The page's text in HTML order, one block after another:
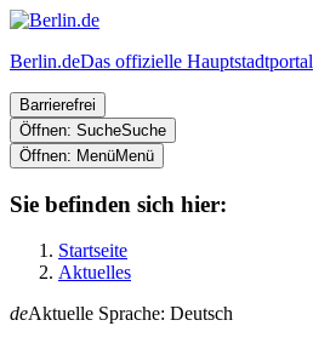
Berlin.deDas offizielle Hauptstadtportal
Barrierefrei
Öffnen: SucheSuche
Öffnen: MenüMenü
Sie befinden sich hier:
Startseite
Aktuelles
deAktuelle Sprache: Deutsch